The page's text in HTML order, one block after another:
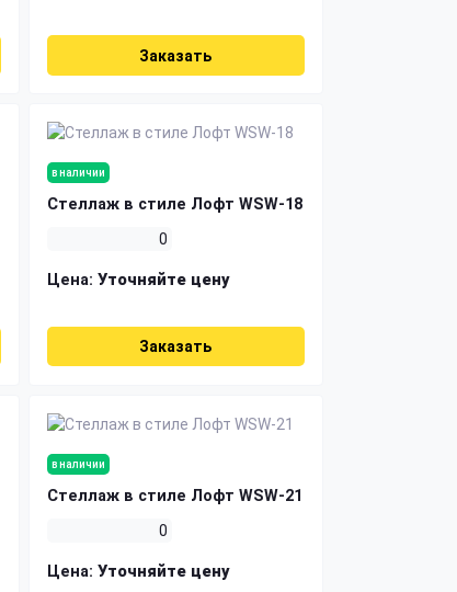
Заказать
в наличии
Стеллаж в стиле Лофт WSW-18
0
Цена: Уточняйте цену
Заказать
в наличии
Стеллаж в стиле Лофт WSW-21
0
Цена: Уточняйте цену